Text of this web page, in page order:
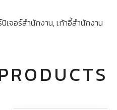
เจอร์สำนักงาน,เก้าอี้สำนักงาน